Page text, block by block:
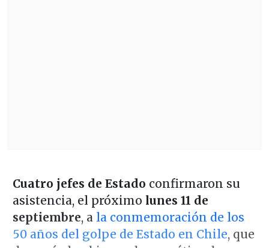
Cuatro jefes de Estado confirmaron su
asistencia, el próximo lunes 11 de
septiembre, a la conmemoración de los
50 años del golpe de Estado en Chile, que